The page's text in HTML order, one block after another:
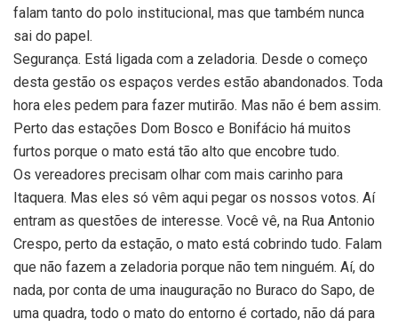
falam tanto do polo institucional, mas que também nunca
sai do papel.
Segurança. Está ligada com a zeladoria. Desde o começo
desta gestão os espaços verdes estão abandonados. Toda
hora eles pedem para fazer mutirão. Mas não é bem assim.
Perto das estações Dom Bosco e Bonifácio há muitos
furtos porque o mato está tão alto que encobre tudo.
Os vereadores precisam olhar com mais carinho para
Itaquera. Mas eles só vêm aqui pegar os nossos votos. Aí
entram as questões de interesse. Você vê, na Rua Antonio
Crespo, perto da estação, o mato está cobrindo tudo. Falam
que não fazem a zeladoria porque não tem ninguém. Aí, do
nada, por conta de uma inauguração no Buraco do Sapo, de
uma quadra, todo o mato do entorno é cortado, não dá para